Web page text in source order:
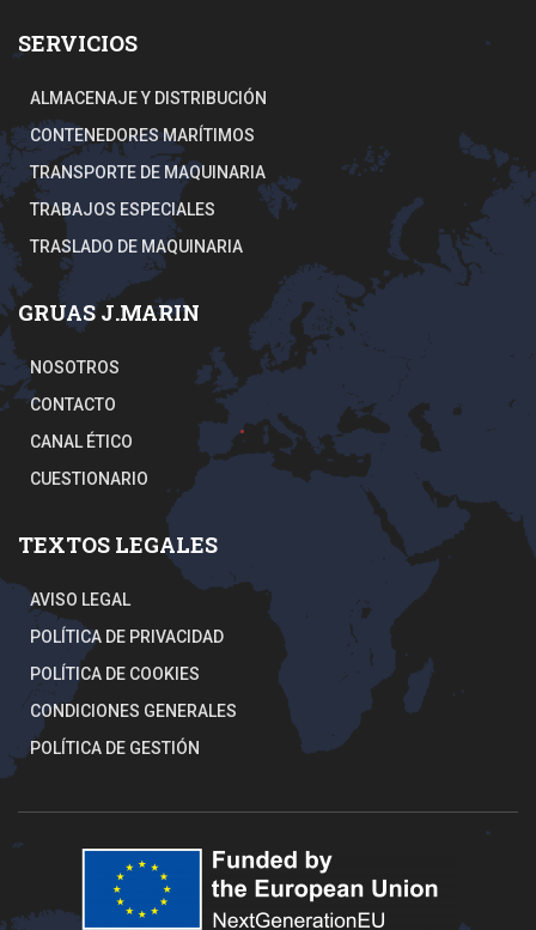
SERVICIOS
ALMACENAJE Y DISTRIBUCIÓN
CONTENEDORES MARÍTIMOS
TRANSPORTE DE MAQUINARIA
TRABAJOS ESPECIALES
TRASLADO DE MAQUINARIA
GRUAS J.MARIN
NOSOTROS
CONTACTO
CANAL ÉTICO
CUESTIONARIO
TEXTOS LEGALES
AVISO LEGAL
POLÍTICA DE PRIVACIDAD
POLÍTICA DE COOKIES
CONDICIONES GENERALES
POLÍTICA DE GESTIÓN